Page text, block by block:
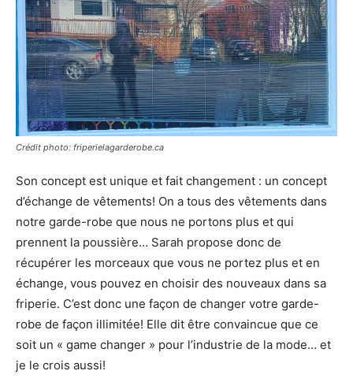
Crédit photo: friperielagarderobe.ca
Son concept est unique et fait changement : un concept
d’échange de vêtements! On a tous des vêtements dans
notre garde-robe que nous ne portons plus et qui
prennent la poussière… Sarah propose donc de
récupérer les morceaux que vous ne portez plus et en
échange, vous pouvez en choisir des nouveaux dans sa
friperie. C’est donc une façon de changer votre garde-
robe de façon illimitée! Elle dit être convaincue que ce
soit un « game changer » pour l’industrie de la mode… et
je le crois aussi!